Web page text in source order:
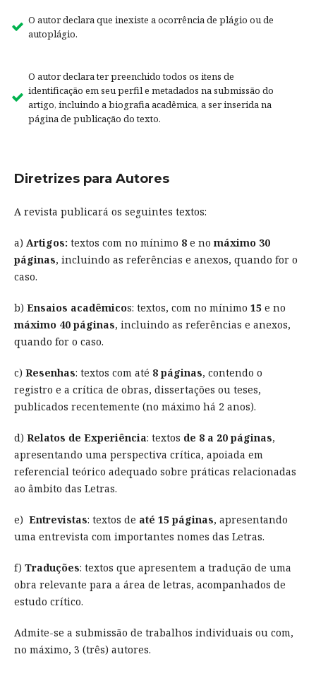
O autor declara que inexiste a ocorrência de plágio ou de
autoplágio.
O autor declara ter preenchido todos os itens de
identificação em seu perfil e metadados na submissão do
artigo, incluindo a biografia acadêmica, a ser inserida na
página de publicação do texto.
Diretrizes para Autores
A revista publicará os seguintes textos:
a) Artigos: textos com no mínimo 8e nomáximo 30
páginas, incluindo as referências e anexos, quando for o
caso.
b) Ensaios acadêmicos: textos, com no mínimo 15e no
máximo 40 páginas, incluindo as referências e anexos,
quando for o caso.
c) Resenhas: textos com até 8 páginas, contendo o
registro e a crítica de obras, dissertações ou teses,
publicados recentemente (no máximo há 2 anos).
d) Relatos de Experiência: textos de 8 a 20 páginas,
apresentando uma perspectiva crítica, apoiada em
referencial teórico adequado sobre práticas relacionadas
ao âmbito das Letras.
e) Entrevistas: textos de até 15 páginas, apresentando
uma entrevista com importantes nomes das Letras.
f) Traduções: textos que apresentem a tradução de uma
obra relevante para a área de letras, acompanhados de
estudo crítico.
Admite-se a submissão de trabalhos individuais ou com,
no máximo, 3 (três) autores.